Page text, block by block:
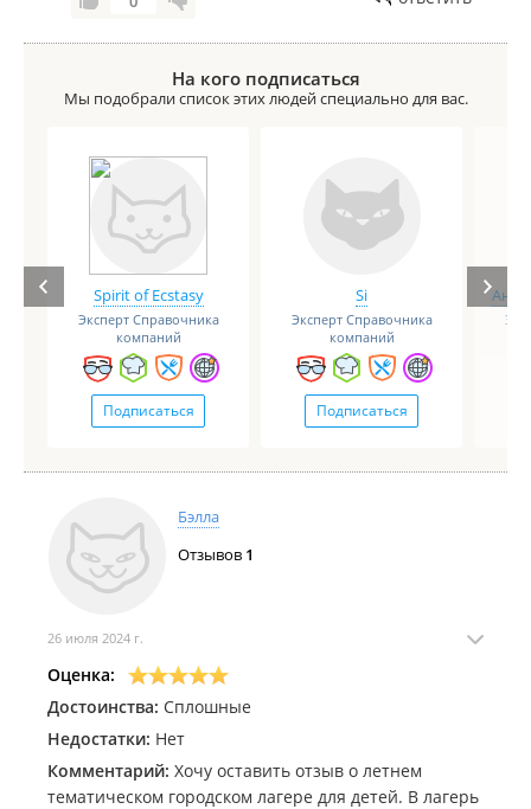
На кого подписаться
Мы подобрали список этих людей специально для вас.
Spirit of Ecstasy
Эксперт Справочника
компаний
Подписаться
Si
Эксперт Справочника
компаний
Подписаться
Бэлла
Отзывов 1
26 июля 2024 г.
Оценка:
Достоинства: Сплошные
Недостатки: Нет
Комментарий: Хочу оставить отзыв о летнем
тематическом городском лагере для детей. В лагерь